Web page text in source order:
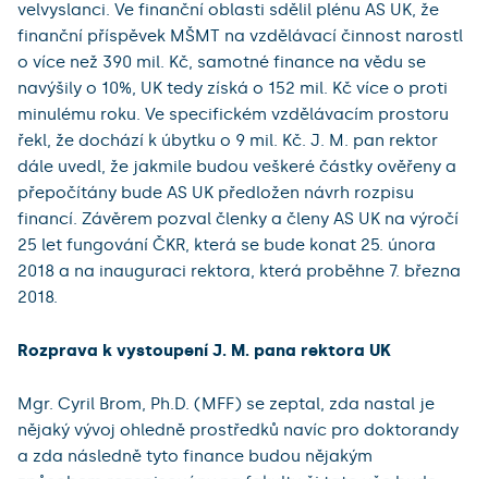
velvyslanci. Ve finanční oblasti sdělil plénu AS UK, že
finanční příspěvek MŠMT na vzdělávací činnost narostl
o více než 390 mil. Kč, samotné finance na vědu se
navýšily o 10%, UK tedy získá o 152 mil. Kč více o proti
minulému roku. Ve specifickém vzdělávacím prostoru
řekl, že dochází k úbytku o 9 mil. Kč. J. M. pan rektor
dále uvedl, že jakmile budou veškeré částky ověřeny a
přepočítány bude AS UK předložen návrh rozpisu
financí. Závěrem pozval členky a členy AS UK na výročí
25 let fungování ČKR, která se bude konat 25. února
2018 a na inauguraci rektora, která proběhne 7. března
2018.
Rozprava k vystoupení J. M. pana rektora UK
Mgr. Cyril Brom, Ph.D. (MFF) se zeptal, zda nastal je
nějaký vývoj ohledně prostředků navíc pro doktorandy
a zda následně tyto finance budou nějakým